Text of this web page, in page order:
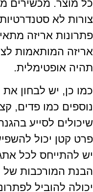
כל מוצר. מכשירים
צורות לא
פתרונות אריזה
אריזה המותאמות
תהיה אופטימלית.
כמו כן, יש לבחון
נוספים כמו פדים,
שיכולים לסייע
פרט קטן יכול
יש להתייחס לכל
הבנת המורכבות של
יכולה להוביל